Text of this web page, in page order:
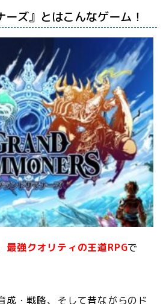
ーズ』とはこんなゲーム！
最強クオリティの王道RPGで
成・戦略、そして昔ながらのド